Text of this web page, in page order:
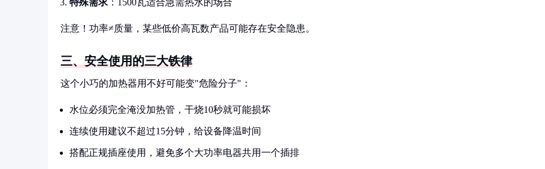
特殊需求 ：1500瓦适合急需热水的场合
注意！功率≠质量，某些低价高瓦数产品可能存在安全隐患。
三、安全使用的三大铁律
这个小巧的加热器用不好可能变"危险分子"：
水位必须完全淹没加热管，干烧10秒就可能损坏
连续使用建议不超过15分钟，给设备降温时间
搭配正规插座使用，避免多个大功率电器共用一个插排